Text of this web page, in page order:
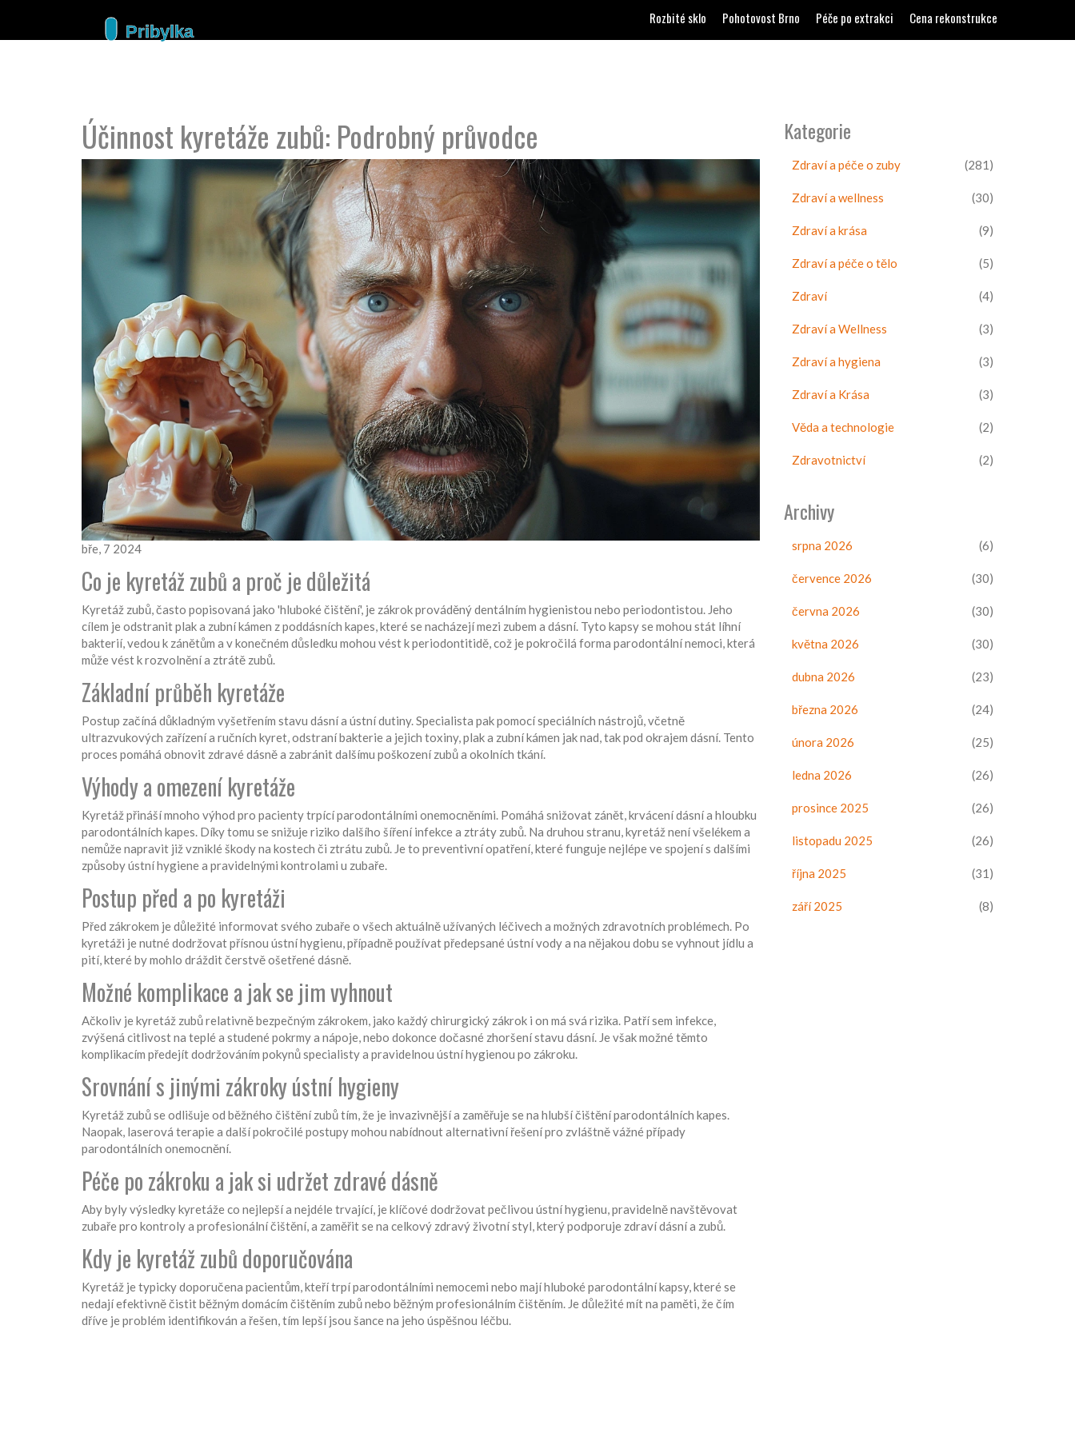
Rozbité sklo Pohotovost Brno Péče po extrakci Cena rekonstrukce
Účinnost kyretáže zubů: Podrobný průvodce
bře, 7 2024
Co je kyretáž zubů a proč je důležitá
Kyretáž zubů, často popisovaná jako 'hluboké čištění', je zákrok prováděný dentálním hygienistou nebo periodontistou. Jeho
cílem je odstranit plak a zubní kámen z poddásních kapes, které se nacházejí mezi zubem a dásní. Tyto kapsy se mohou stát líhní
bakterií, vedou k zánětům a v konečném důsledku mohou vést k periodontitidě, což je pokročilá forma parodontální nemoci, která
může vést k rozvolnění a ztrátě zubů.
Základní průběh kyretáže
Postup začíná důkladným vyšetřením stavu dásní a ústní dutiny. Specialista pak pomocí speciálních nástrojů, včetně
ultrazvukových zařízení a ručních kyret, odstraní bakterie a jejich toxiny, plak a zubní kámen jak nad, tak pod okrajem dásní. Tento
proces pomáhá obnovit zdravé dásně a zabránit dalšímu poškození zubů a okolních tkání.
Výhody a omezení kyretáže
Kyretáž přináší mnoho výhod pro pacienty trpící parodontálními onemocněními. Pomáhá snižovat zánět, krvácení dásní a hloubku
parodontálních kapes. Díky tomu se snižuje riziko dalšího šíření infekce a ztráty zubů. Na druhou stranu, kyretáž není všelékem a
nemůže napravit již vzniklé škody na kostech či ztrátu zubů. Je to preventivní opatření, které funguje nejlépe ve spojení s dalšími
způsoby ústní hygiene a pravidelnými kontrolami u zubaře.
Postup před a po kyretáži
Před zákrokem je důležité informovat svého zubaře o všech aktuálně užívaných léčivech a možných zdravotních problémech. Po
kyretáži je nutné dodržovat přísnou ústní hygienu, případně používat předepsané ústní vody a na nějakou dobu se vyhnout jídlu a
pití, které by mohlo dráždit čerstvě ošetřené dásně.
Možné komplikace a jak se jim vyhnout
Ačkoliv je kyretáž zubů relativně bezpečným zákrokem, jako každý chirurgický zákrok i on má svá rizika. Patří sem infekce,
zvýšená citlivost na teplé a studené pokrmy a nápoje, nebo dokonce dočasné zhoršení stavu dásní. Je však možné těmto
komplikacím předejít dodržováním pokynů specialisty a pravidelnou ústní hygienou po zákroku.
Srovnání s jinými zákroky ústní hygieny
Kyretáž zubů se odlišuje od běžného čištění zubů tím, že je invazivnější a zaměřuje se na hlubší čištění parodontálních kapes.
Naopak, laserová terapie a další pokročilé postupy mohou nabídnout alternativní řešení pro zvláštně vážné případy
parodontálních onemocnění.
Péče po zákroku a jak si udržet zdravé dásně
Aby byly výsledky kyretáže co nejlepší a nejdéle trvající, je klíčové dodržovat pečlivou ústní hygienu, pravidelně navštěvovat
zubaře pro kontroly a profesionální čištění, a zaměřit se na celkový zdravý životní styl, který podporuje zdraví dásní a zubů.
Kdy je kyretáž zubů doporučována
Kyretáž je typicky doporučena pacientům, kteří trpí parodontálními nemocemi nebo mají hluboké parodontální kapsy, které se
nedají efektivně čistit běžným domácím čištěním zubů nebo běžným profesionálním čištěním. Je důležité mít na paměti, že čím
dříve je problém identifikován a řešen, tím lepší jsou šance na jeho úspěšnou léčbu.
Kategorie
Zdraví a péče o zuby (281)
Zdraví a wellness (30)
Zdraví a krása (9)
Zdraví a péče o tělo (5)
Zdraví (4)
Zdraví a Wellness (3)
Zdraví a hygiena (3)
Zdraví a Krása (3)
Věda a technologie (2)
Zdravotnictví (2)
Archivy
srpna 2026 (6)
července 2026 (30)
června 2026 (30)
května 2026 (30)
dubna 2026 (23)
března 2026 (24)
února 2026 (25)
ledna 2026 (26)
prosince 2025 (26)
listopadu 2025 (26)
října 2025 (31)
září 2025 (8)